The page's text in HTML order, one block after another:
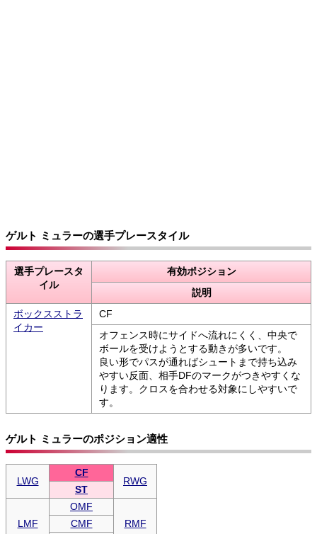
ゲルト ミュラーの選手プレースタイル
選手プレースタ
イル
有効ポジション
説明
ボックスストラ
イカー
CF
オフェンス時にサイドへ流れにくく、中央で
ボールを受けようとする動きが多いです。
良い形でパスが通ればシュートまで持ち込み
やすい反面、相手DFのマークがつきやすくな
ります。クロスを合わせる対象にしやすいで
す。
ゲルト ミュラーのポジション適性
LWG
CF
RWG
ST
LMF
OMF
RMF
CMF